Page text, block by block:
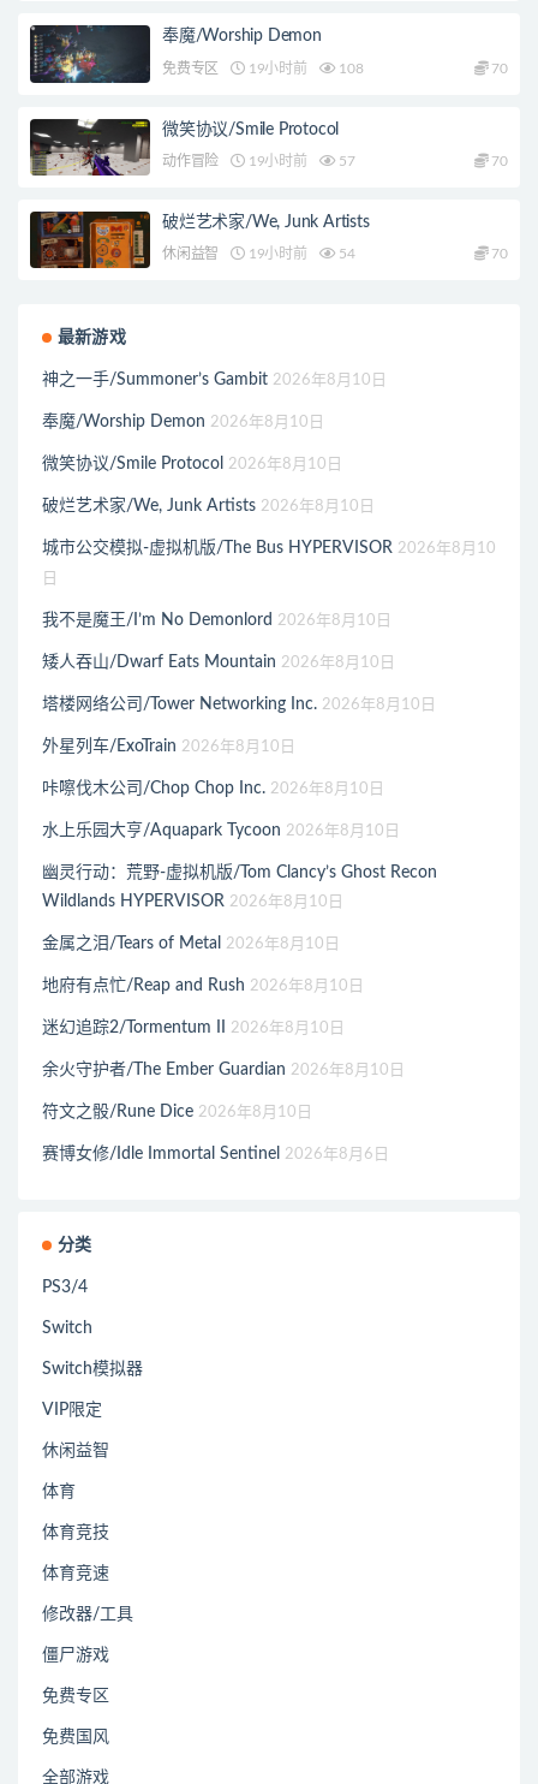
奉魔/Worship Demon
免费专区 19小时前 108 70
微笑协议/Smile Protocol
动作冒险 19小时前 57 70
破烂艺术家/We, Junk Artists
休闲益智 19小时前 54 70
最新游戏
神之一手/Summoner’s Gambit 2026年8月10日
奉魔/Worship Demon 2026年8月10日
微笑协议/Smile Protocol 2026年8月10日
破烂艺术家/We, Junk Artists 2026年8月10日
城市公交模拟-虚拟机版/The Bus HYPERVISOR 2026年8月10
日
我不是魔王/I’m No Demonlord 2026年8月10日
矮人吞山/Dwarf Eats Mountain 2026年8月10日
塔楼网络公司/Tower Networking Inc. 2026年8月10日
外星列车/ExoTrain 2026年8月10日
咔嚓伐木公司/Chop Chop Inc. 2026年8月10日
水上乐园大亨/Aquapark Tycoon 2026年8月10日
幽灵行动：荒野-虚拟机版/Tom Clancy’s Ghost Recon
Wildlands HYPERVISOR 2026年8月10日
金属之泪/Tears of Metal 2026年8月10日
地府有点忙/Reap and Rush 2026年8月10日
迷幻追踪2/Tormentum II 2026年8月10日
余火守护者/The Ember Guardian 2026年8月10日
符文之骰/Rune Dice 2026年8月10日
赛博女修/Idle Immortal Sentinel 2026年8月6日
分类
PS3/4
Switch
Switch模拟器
VIP限定
休闲益智
体育
体育竞技
体育竞速
修改器/工具
僵尸游戏
免费专区
免费国风
全部游戏